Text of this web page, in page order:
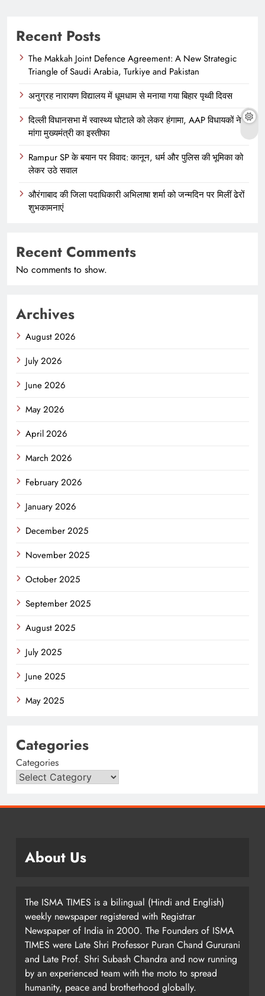
Recent Posts
The Makkah Joint Defence Agreement: A New Strategic
Triangle of Saudi Arabia, Turkiye and Pakistan
अनुग्रह नारायण विद्यालय में धूमधाम से मनाया गया बिहार पृथ्वी दिवस
दिल्ली विधानसभा में स्वास्थ्य घोटाले को लेकर हंगामा, AAP विधायकों ने
मांगा मुख्यमंत्री का इस्तीफा
Rampur SP के बयान पर विवाद: कानून, धर्म और पुलिस की भूमिका को
लेकर उठे सवाल
औरंगाबाद की जिला पदाधिकारी अभिलाषा शर्मा को जन्मदिन पर मिलीं ढेरों
शुभकामनाएं
Recent Comments
No comments to show.
Archives
August 2026
July 2026
June 2026
May 2026
April 2026
March 2026
February 2026
January 2026
December 2025
November 2025
October 2025
September 2025
August 2025
July 2025
June 2025
May 2025
Categories
Categories
About Us
The ISMA TIMES is a bilingual (Hindi and English)
weekly newspaper registered with Registrar
Newspaper of India in 2000. The Founders of ISMA
TIMES were Late Shri Professor Puran Chand Gururani
and Late Prof. Shri Subash Chandra and now running
by an experienced team with the moto to spread
humanity, peace and brotherhood globally.